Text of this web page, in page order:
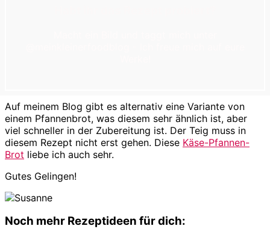
Auf meinem Blog gibt es alternativ eine Variante von
einem Pfannenbrot, was diesem sehr ähnlich ist, aber
viel schneller in der Zubereitung ist. Der Teig muss in
diesem Rezept nicht erst gehen. Diese Käse-Pfannen-
Brot liebe ich auch sehr.
Gutes Gelingen!
Noch mehr Rezeptideen für dich: